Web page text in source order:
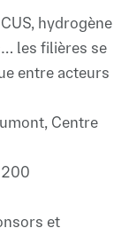
hydrogène
les filières se
entre acteurs
Centre
200
et